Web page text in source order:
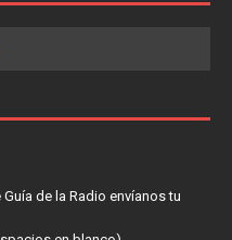
de la Radio envíanos tu